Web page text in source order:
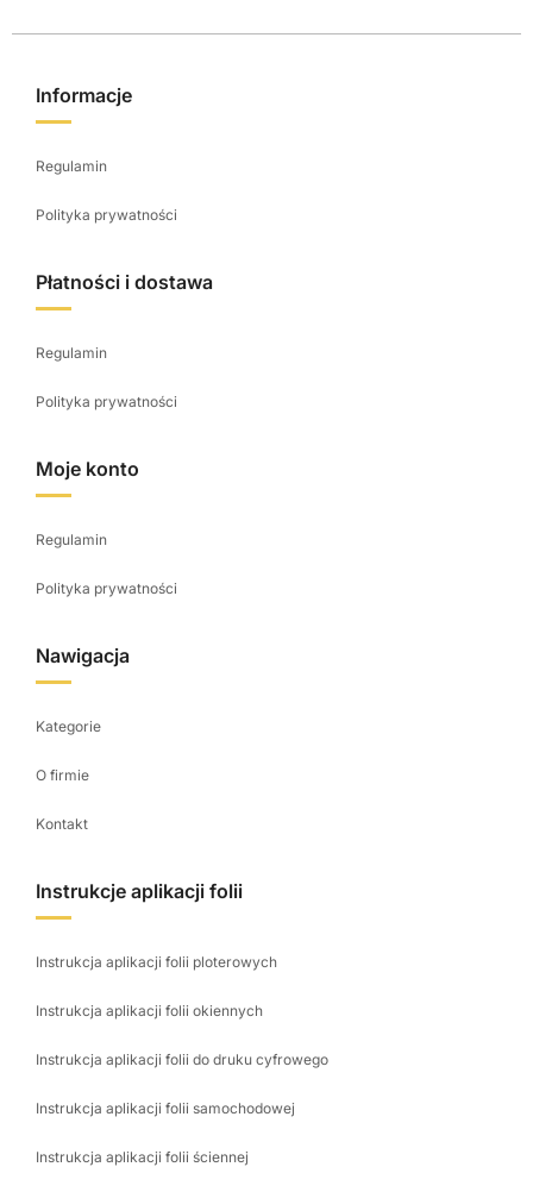
Informacje
Regulamin
Polityka prywatności
Płatności i dostawa
Regulamin
Polityka prywatności
Moje konto
Regulamin
Polityka prywatności
Nawigacja
Kategorie
O firmie
Kontakt
Instrukcje aplikacji folii
Instrukcja aplikacji folii ploterowych
Instrukcja aplikacji folii okiennych
Instrukcja aplikacji folii do druku cyfrowego
Instrukcja aplikacji folii samochodowej
Instrukcja aplikacji folii ściennej